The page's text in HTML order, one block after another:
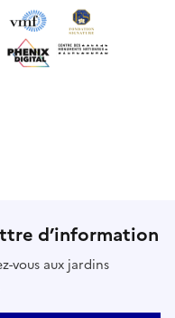
d’information
vous aux jardins